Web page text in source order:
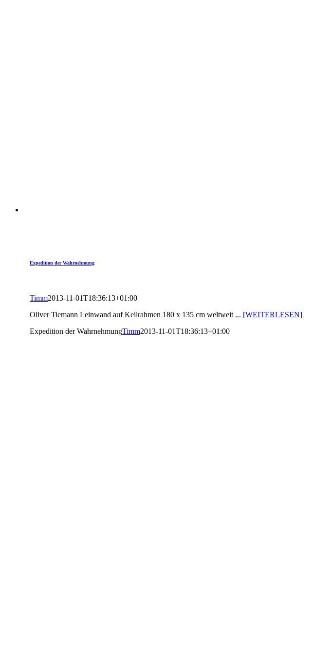
Expedition der Wahrnehmung
Timm2013-11-01T18:36:13+01:00
Oliver Tiemann Leinwand auf Keilrahmen 180 x 135 cm weltweit ... [WEITERLESEN]
Expedition der WahrnehmungTimm2013-11-01T18:36:13+01:00